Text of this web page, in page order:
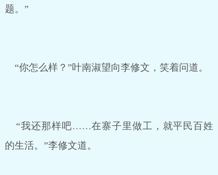
题。”
“你怎么样？”叶南淑望向李修文，笑着问道。
“我还那样吧……在寨子里做工，就平民百姓
的生活。”李修文道。